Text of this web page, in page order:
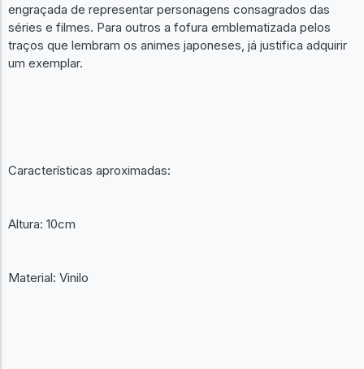
engraçada de representar personagens consagrados das
séries e filmes. Para outros a fofura emblematizada pelos
traços que lembram os animes japoneses, já justifica adquirir
um exemplar.
Características aproximadas:
Altura: 10cm
Material: Vinilo